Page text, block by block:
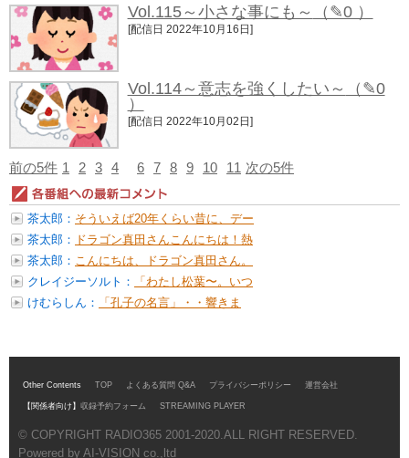
Vol.115～小さな事にも～ （✎0 ）
[配信日 2022年10月16日]
Vol.114～意志を強くしたい～
（✎0
）
[配信日 2022年10月02日]
前の5件 1 2 3 4 6 7 8 9 10 11 次の5件
茶太郎： そういえば20年くらい昔に、デー
ル・...
茶太郎：
ドラゴン真田さんこんにちは！熱
気ムン...
茶太郎： こんにちは、ドラゴン真田さん。
実は...
クレイジーソルト：
「わたし松葉〜。いつ
までも松葉〜♪」...
けむらしん：
「孔子の名言」・・響きま
Other Contents TOP よくある質問 Q&A プライバシーポリシー 運営会社
【関係者向け】 収録予約フォーム STREAMING PLAYER
© COPYRIGHT RADIO365 2001-2020.ALL RIGHT RESERVED.
Powered by AI-VISION co.,ltd